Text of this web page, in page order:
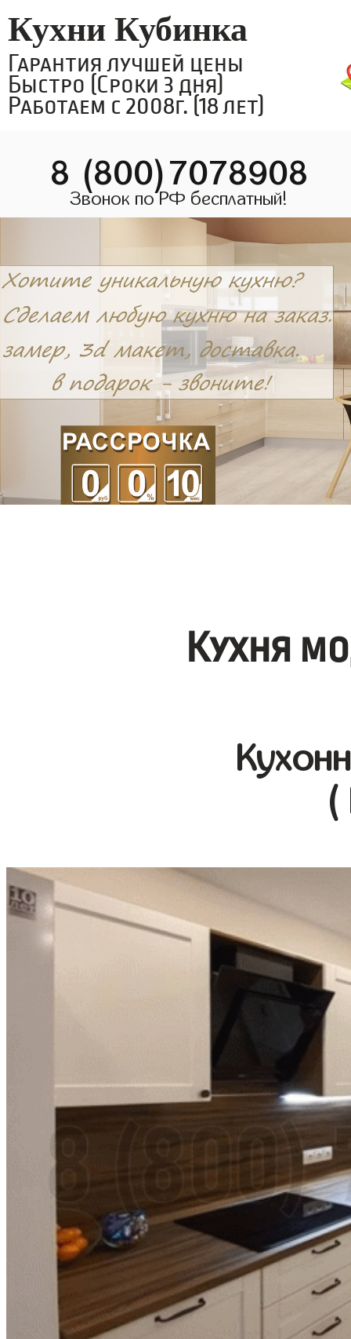
Кухни Кубинка
Гарантия лучшей цены
Быстро (Сроки 3 дня)
Работаем с 2008г. (18 лет)
8 (800)7078908
Звонок по РФ бесплатный!
Кухня
(